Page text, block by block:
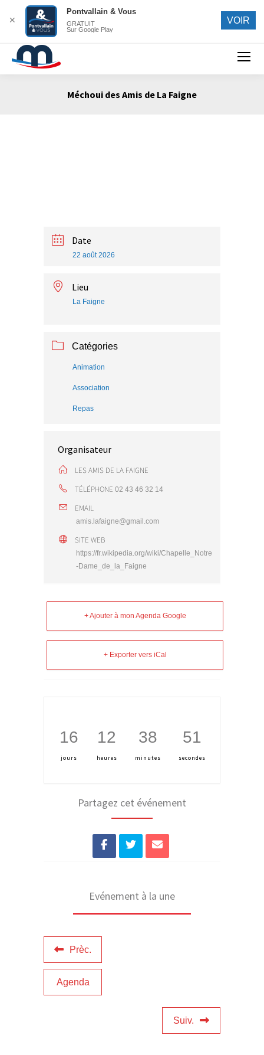
Méchoui des Amis de La Faigne
Date
22 août 2026
Lieu
La Faigne
Catégories
Animation
Association
Repas
Organisateur
LES AMIS DE LA FAIGNE
TÉLÉPHONE 02 43 46 32 14
EMAIL
amis.lafaigne@gmail.com
SITE WEB
https://fr.wikipedia.org/wiki/Chapelle_Notre
-Dame_de_la_Faigne
+ Ajouter à mon Agenda Google
+ Exporter vers iCal
16
jours
12
heures
38
minutes
51
secondes
Partagez cet événement
Evénement à la une
Prèc.
Agenda
Suiv.
✕
Pontvallain & Vous
GRATUIT
Sur Google Play
VOIR